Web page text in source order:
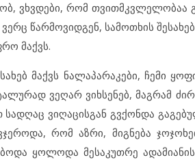
ვხვდები, რომ თვითმკვლელობაა
წარმოვიდგენ, სამოთხის
მაქვს.
მაქვს ნალაპარაკები, ჩემი
ვეღარ ვიხსენებ, მაგრამ
ვიღაცისგან გვქონდა
რომ აზრი, მიგნება
ყოლოდა მესაკუთრე